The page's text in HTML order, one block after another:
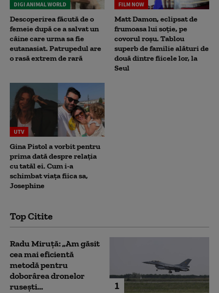
DIGI ANIMAL WORLD
Descoperirea făcută de o
femeie după ce a salvat un
câine care urma sa fie
eutanasiat. Patrupedul are
o rasă extrem de rară
FILM NOW
Matt Damon, eclipsat de
frumoasa lui soție, pe
covorul roșu. Tablou
superb de familie alături de
două dintre fiicele lor, la
Seul
UTV
Gina Pistol a vorbit pentru
prima dată despre relația
cu tatăl ei. Cum i-a
schimbat viața fiica sa,
Josephine
Top Citite
1
Radu Miruță: „Am găsit
cea mai eficientă
metodă pentru
doborârea dronelor
rusești...